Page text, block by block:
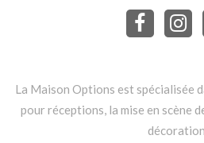
La Maison Options est spécialisée
pour réceptions, la mise en scène